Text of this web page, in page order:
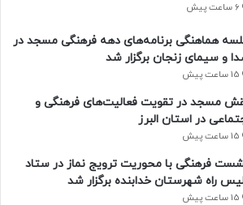
6 ساعت پیش
هماهنگی برنامه‌های دهه فرهنگی مسجد در
و سیمای زنجان برگزار شد
15 ساعت پیش
مسجد در تقویت فعالیت‌های فرهنگی و
در استان البرز
15 ساعت پیش
فرهنگی با محوریت ترویج نماز در ستاد
راه شهرستان خدابنده برگزار شد
15 ساعت پیش